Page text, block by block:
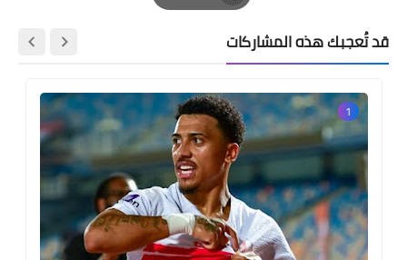
Print
قد تُعجبك هذه المشاركات
1